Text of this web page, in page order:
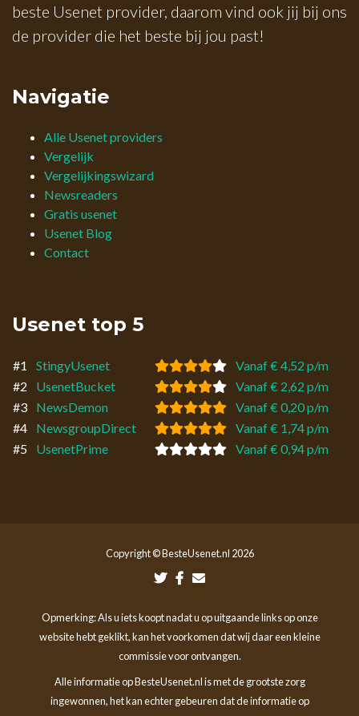
beste Usenet provider, daarom vind ook jij bij ons
de provider die het beste bij jou past!
Navigatie
Alle Usenet providers
Vergelijk
Vergelijkingswizard
Newsreaders
Gratis usenet
Usenet Blog
Contact
Usenet top 5
#1 StingyUsenet
Vanaf € 4,52 p/m
#2
UsenetBucket
Vanaf € 2,62 p/m
#3
NewsDemon
Vanaf € 0,20 p/m
#4
NewsgroupDirect
Vanaf € 1,74 p/m
#5
UsenetPrime Vanaf € 0,94 p/m
Copyright © BesteUsenet.nl 2026
Opmerking: Als u iets koopt nadat u op uitgaande links op onze
website hebt geklikt, kan het voorkomen dat wij daar een kleine
commissie voor ontvangen.
Alle informatie op BesteUsenet.nl is met de grootste zorg
ingewonnen, het kan echter gebeuren dat de informatie op